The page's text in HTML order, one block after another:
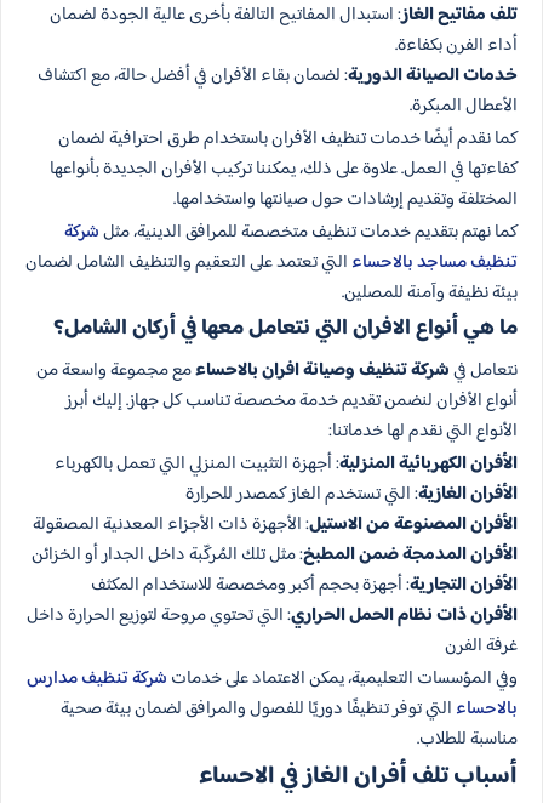
تلف مفاتيح الغاز: استبدال المفاتيح التالفة بأخرى عالية الجودة لضمان
أداء الفرن بكفاءة.
خدمات الصيانة الدورية: لضمان بقاء الأفران في أفضل حالة، مع اكتشاف
الأعطال المبكرة.
كما نقدم أيضًا خدمات تنظيف الأفران باستخدام طرق احترافية لضمان
كفاءتها في العمل. علاوة على ذلك، يمكننا تركيب الأفران الجديدة بأنواعها
المختلفة وتقديم إرشادات حول صيانتها واستخدامها.
كما نهتم بتقديم خدمات تنظيف متخصصة للمرافق الدينية، مثلشركة
تنظيف مساجد بالاحساء التي تعتمد على التعقيم والتنظيف الشامل لضمان
بيئة نظيفة وآمنة للمصلين.
ما هي أنواع الافران التي نتعامل معها في أركان الشامل؟
نتعامل فيشركة تنظيف وصيانة افران بالاحساءمع مجموعة واسعة من
أنواع الأفران لنضمن تقديم خدمة مخصصة تناسب كل جهاز. إليك أبرز
الأنواع التي نقدم لها خدماتنا:
الأفران الكهربائية المنزلية: أجهزة التثبيت المنزلي التي تعمل بالكهرباء
الأفران الغازية: التي تستخدم الغاز كمصدر للحرارة
الأفران المصنوعة من الاستيل: الأجهزة ذات الأجزاء المعدنية المصقولة
الأفران المدمجة ضمن المطبخ: مثل تلك المُركّبة داخل الجدار أو الخزائن
الأفران التجارية: أجهزة بحجم أكبر ومخصصة للاستخدام المكثف
الأفران ذات نظام الحمل الحراري: التي تحتوي مروحة لتوزيع الحرارة داخل
غرفة الفرن
وفي المؤسسات التعليمية، يمكن الاعتماد على خدمات شركة تنظيف مدارس
بالاحساء التي توفر تنظيفًا دوريًا للفصول والمرافق لضمان بيئة صحية
مناسبة للطلاب.
أسباب تلف أفران الغاز في الاحساء